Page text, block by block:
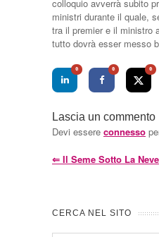
colloquio avverrà subito
ministri durante il quale,
tra il pre­mier e il ministro
tutto dovrà esser mes­so
0 0 0
Lascia un commento
Devi essere connesso
⇐ Il Seme Sotto La Neve
CERCA NEL SITO